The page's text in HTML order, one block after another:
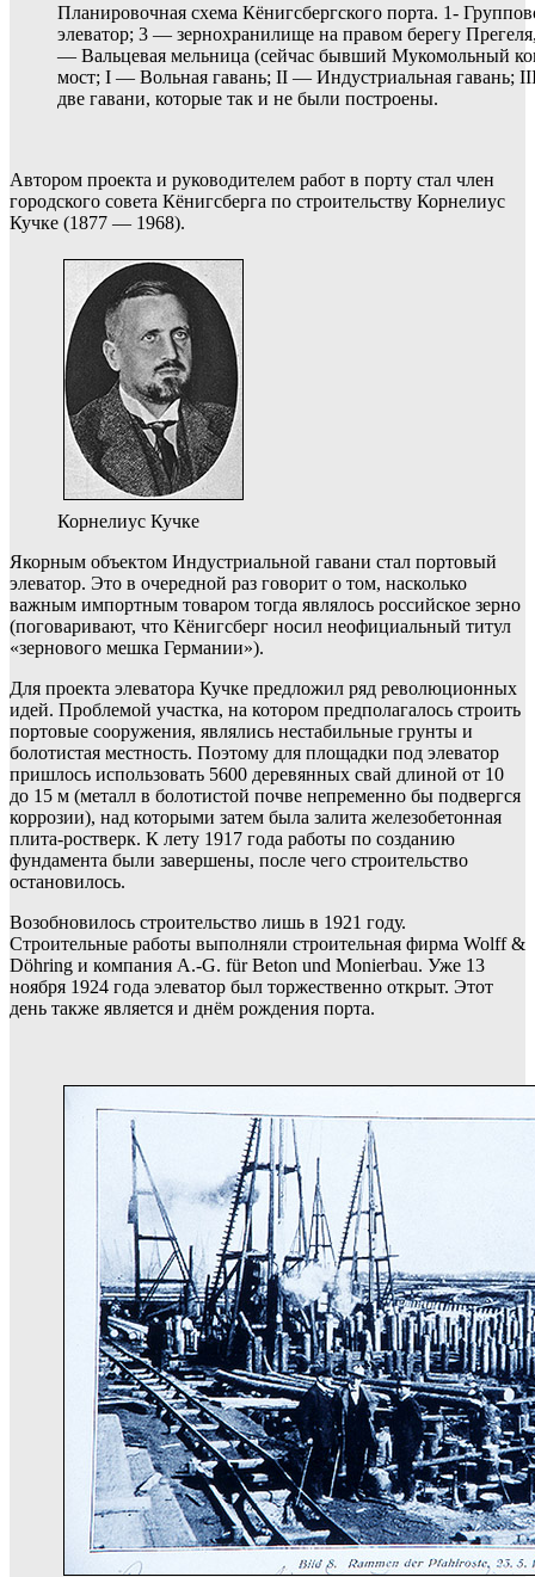
Планировочная схема Кёнигсбергского порта. 1-
элеватор; 3 — зернохранилище на правом берегу
— Вальцевая мельница (сейчас бывший Мукомольный
мост; I — Вольная гавань; II — Индустриальная
две гавани, которые так и не были построены.
Автором проекта и руководителем работ в порту стал член
городского совета Кёнигсберга по строительству Корнелиус
Кучке (1877 — 1968).
Корнелиус Кучке
Якорным объектом Индустриальной гавани стал портовый
элеватор. Это в очередной раз говорит о том, насколько
важным импортным товаром тогда являлось российское зерно
(поговаривают, что Кёнигсберг носил неофициальный титул
«зернового мешка Германии»).
Для проекта элеватора Кучке предложил ряд революционных
идей. Проблемой участка, на котором предполагалось строить
портовые сооружения, являлись нестабильные грунты и
болотистая местность. Поэтому для площадки под элеватор
пришлось использовать 5600 деревянных свай длиной от 10
до 15 м (металл в болотистой почве непременно бы подвергся
коррозии), над которыми затем была залита железобетонная
плита-ростверк. К лету 1917 года работы по созданию
фундамента были завершены, после чего строительство
остановилось.
Возобновилось строительство лишь в 1921 году.
Строительные работы выполняли строительная фирма Wolff &
Döhring и компания A.-G. für Beton und Monierbau. Уже 13
ноября 1924 года элеватор был торжественно открыт. Этот
день также является и днём рождения порта.